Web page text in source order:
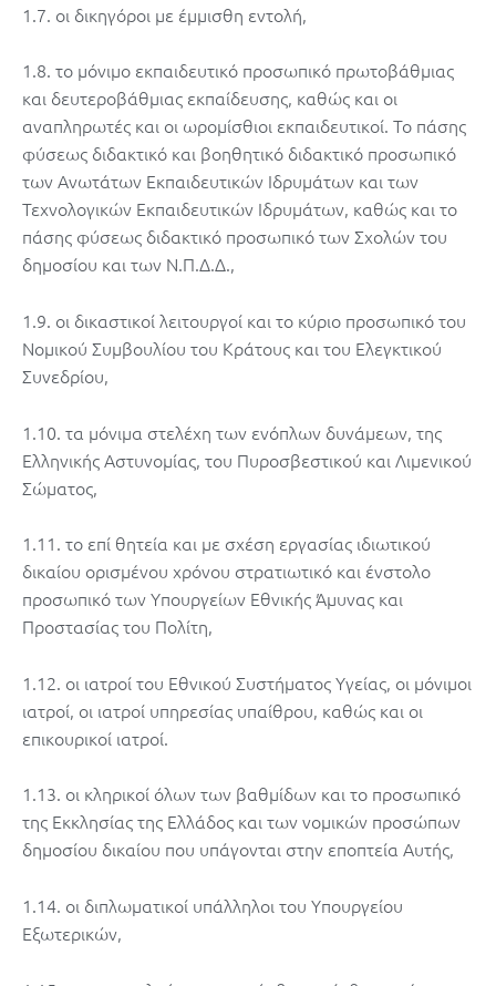
1.7. οι δικηγόροι με έμμισθη εντολή,
1.8. το μόνιμο εκπαιδευτικό προσωπικό πρωτοβάθμιας
και δευτεροβάθμιας εκπαίδευσης, καθώς και οι
αναπληρωτές και οι ωρομίσθιοι εκπαιδευτικοί. Το πάσης
φύσεως διδακτικό και βοηθητικό διδακτικό προσωπικό
των Ανωτάτων Εκπαιδευτικών Ιδρυμάτων και των
Τεχνολογικών Εκπαιδευτικών Ιδρυμάτων, καθώς και το
πάσης φύσεως διδακτικό προσωπικό των Σχολών του
δημοσίου και των Ν.Π.Δ.Δ.,
1.9. οι δικαστικοί λειτουργοί και το κύριο προσωπικό του
Νομικού Συμβουλίου του Κράτους και του Ελεγκτικού
Συνεδρίου,
1.10. τα μόνιμα στελέχη των ενόπλων δυνάμεων, της
Ελληνικής Αστυνομίας, του Πυροσβεστικού και Λιμενικού
Σώματος,
1.11. το επί θητεία και με σχέση εργασίας ιδιωτικού
δικαίου ορισμένου χρόνου στρατιωτικό και ένστολο
προσωπικό των Υπουργείων Εθνικής Άμυνας και
Προστασίας του Πολίτη,
1.12. οι ιατροί του Εθνικού Συστήματος Υγείας, οι μόνιμοι
ιατροί, οι ιατροί υπηρεσίας υπαίθρου, καθώς και οι
επικουρικοί ιατροί.
1.13. οι κληρικοί όλων των βαθμίδων και το προσωπικό
της Εκκλησίας της Ελλάδος και των νομικών προσώπων
δημοσίου δικαίου που υπάγονται στην εποπτεία Αυτής,
1.14. οι διπλωματικοί υπάλληλοι του Υπουργείου
Εξωτερικών,